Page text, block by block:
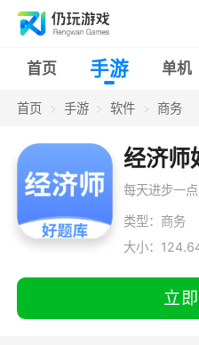
首页 手游 单机
首页 手游 软件 商务
经济师
每天进步一
类型：商务
大小：
立